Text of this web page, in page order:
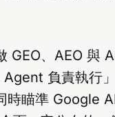
GEO、AEO 與
Agent 負責執行
瞄準 Google